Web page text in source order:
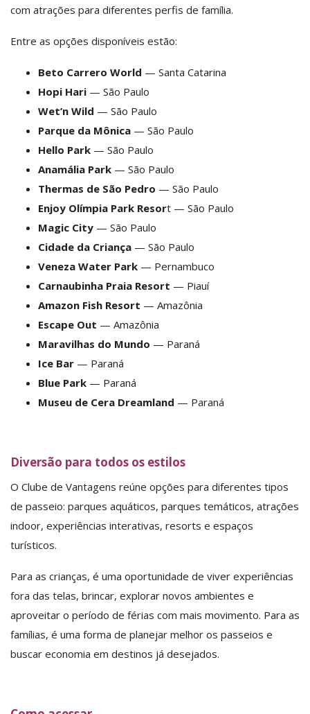
com atrações para diferentes perfis de família.
Entre as opções disponíveis estão:
Beto Carrero World — Santa Catarina
Hopi Hari — São Paulo
Wet’n Wild — São Paulo
Parque da Mônica — São Paulo
Hello Park — São Paulo
Anamália Park — São Paulo
Thermas de São Pedro — São Paulo
Enjoy Olímpia Park Resort — São Paulo
Magic City — São Paulo
Cidade da Criança — São Paulo
Veneza Water Park — Pernambuco
Carnaubinha Praia Resort — Piauí
Amazon Fish Resort — Amazônia
Escape Out — Amazônia
Maravilhas do Mundo — Paraná
Ice Bar — Paraná
Blue Park — Paraná
Museu de Cera Dreamland — Paraná
Diversão para todos os estilos
O Clube de Vantagens reúne opções para diferentes tipos
de passeio: parques aquáticos, parques temáticos, atrações
indoor, experiências interativas, resorts e espaços
turísticos.
Para as crianças, é uma oportunidade de viver experiências
fora das telas, brincar, explorar novos ambientes e
aproveitar o período de férias com mais movimento. Para as
famílias, é uma forma de planejar melhor os passeios e
buscar economia em destinos já desejados.